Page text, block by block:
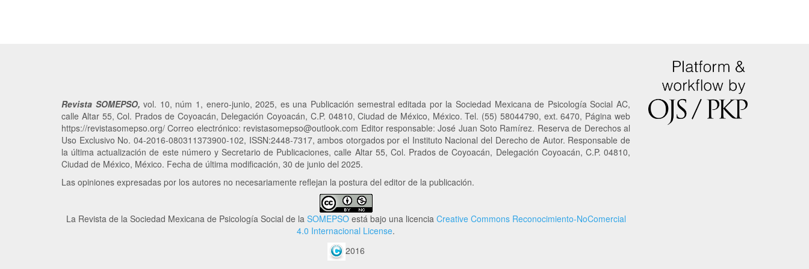
Revista SOMEPSO, vol. 10, núm 1, enero-junio, 2025, es una Publicación semestral editada por la Sociedad Mexicana de Psicología Social AC,
calle Altar 55, Col. Prados de Coyoacán, Delegación Coyoacán, C.P. 04810, Ciudad de México, México. Tel. (55) 58044790, ext. 6470, Página web
https://revistasomepso.org/ Correo electrónico: revistasomepso@outlook.com Editor responsable: José Juan Soto Ramírez. Reserva de Derechos al
Uso Exclusivo No. 04-2016-080311373900-102, ISSN:2448-7317, ambos otorgados por el Instituto Nacional del Derecho de Autor. Responsable de
la última actualización de este número y Secretario de Publicaciones, calle Altar 55, Col. Prados de Coyoacán, Delegación Coyoacán, C.P. 04810,
Ciudad de México, México. Fecha de última modificación, 30 de junio del 2025.
Las opiniones expresadas por los autores no necesariamente reflejan la postura del editor de la publicación.
La Revista de la Sociedad Mexicana de Psicología Social de la SOMEPSOestá bajo una licencia Creative Commons Reconocimiento-NoComercial
4.0 Internacional License.
2016